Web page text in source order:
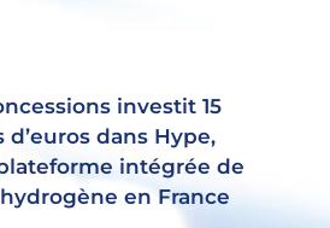
investit 15
d’euros dans Hype,
intégrée de
en France